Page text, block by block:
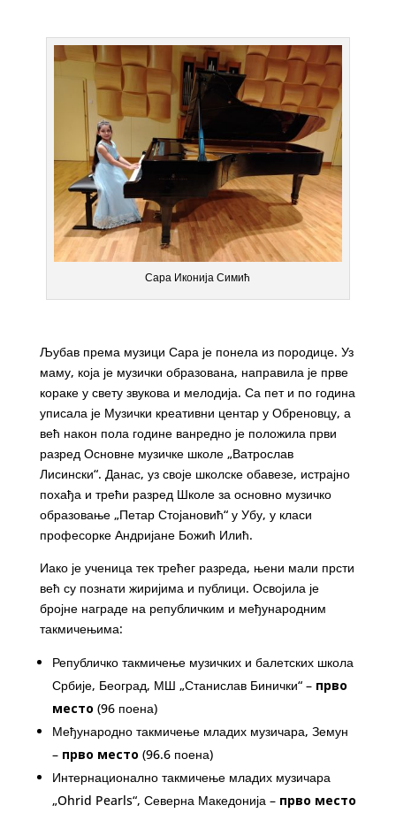
Сара Иконија Симић
Љубав према музици Сара је понела из породице. Уз
маму, која је музички образована, направила је прве
кораке у свету звукова и мелодија. Са пет и по година
уписала је Музички креативни центар у Обреновцу, а
већ након пола године ванредно је положила први
разред Основне музичке школе „Ватрослав
Лисински“. Данас, уз своје школске обавезе, истрајно
похађа и трећи разред Школе за основно музичко
образовање „Петар Стојановић“ у Убу, у класи
професорке Андријане Божић Илић.
Иако је ученица тек трећег разреда, њени мали прсти
већ су познати жиријима и публици. Освојила је
бројне награде на републичким и међународним
такмичењима:
Републичко такмичење музичких и балетских школа
Србије, Београд, МШ „Станислав Бинички“ – прво
место (96 поена)
Међународно такмичење младих музичара, Земун
– прво место (96.6 поена)
Интернационално такмичење младих музичара
„Ohrid Pearls“, Северна Македонија – прво место